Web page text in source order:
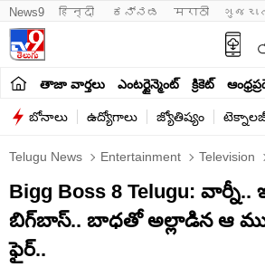
News9 हिन्दी ಕನ್ನಡ मराठी
తాజా వార్తలు ఎంటర్టైన్మెంట్ క్రికెట్
బోనాలు ఉద్యోగాలు జ్యోతిష్యం
Telugu News Entertainment Television
Bigg Boss 8 Telugu:
బిగ్‏బాస్.. బాధతో అల్లాడిన ఆ ముగ్గురు.. యష్మీ
ఫైర్..